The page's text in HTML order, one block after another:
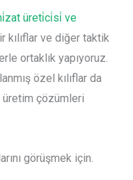
üreti̇ci̇si̇ ve
kılıflar ve diğer taktik
ortaklık yapıyoruz.
özel kılıflar da
çözümleri
görüşmek için.